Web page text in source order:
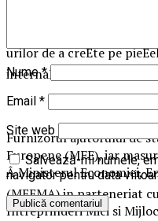
Sprijinirea IMM-urilor ca
Prioritatea de investiÈii
urilor de a creÈte pe
internaÈionale Èi de a
Furnizorul ajutorului de
Europene (MFE), iar
Â Ministerul Economiei,
(MEEMA) in parteneriat
Intreprinderi Mici si
Nume*
Email *
Site web
Salvează-mi numele,
navigator pentru data